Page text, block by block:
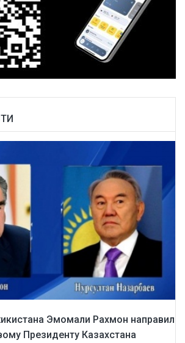
Эмомали Рахмон направил
Президенту Казахстана